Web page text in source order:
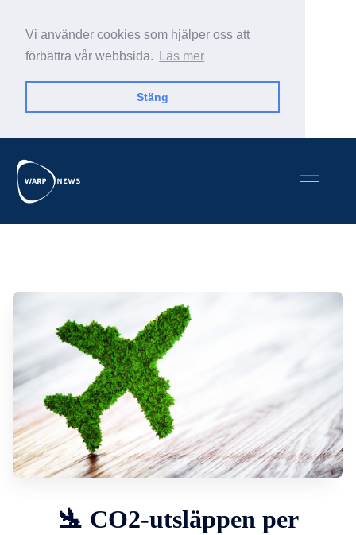
Vi använder cookies som hjälper oss att
förbättra vår webbsida.
Läs mer
Stäng
🛬 CO2-utsläppen per